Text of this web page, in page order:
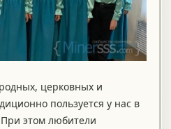
церковных и
пользуется у нас в
этом любители